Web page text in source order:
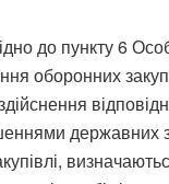
до пункту 6
оборонних
державних